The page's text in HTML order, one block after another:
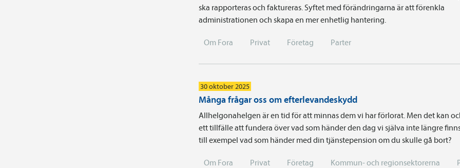
ska rapporteras och faktureras. Syftet med förändringarna är att förenkla
administrationen och skapa en mer enhetlig hantering.
Om Fora Privat Företag Parter
30 oktober 2025
Många frågar oss om efterlevandeskydd
Allhelgonahelgen är en tid för att minnas dem vi har förlorat. Men det kan
ett tillfälle att fundera över vad som händer den dag vi själva inte längre
till exempel vad som händer med din tjänstepension om du skulle gå bort?
Om Fora Privat Företag Kommun- och regionsektorerna